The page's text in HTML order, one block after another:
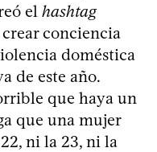
el hashtag
conciencia
doméstica
de este año.
que haya un
que una mujer
ni la 23, ni la